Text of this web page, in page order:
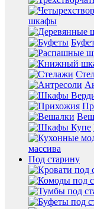
шкафы
массива
Под старину